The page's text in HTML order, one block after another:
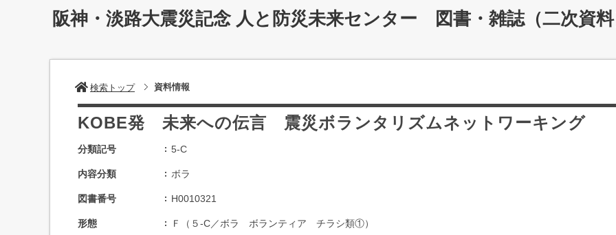
阪神・淡路大震災記念 人と防災未来センター 図書・雑誌（二次資
検索トップ 資料情報
KOBE発 未来への伝言 震災ボランタリズムネットワーキング
分類記号 5-C
内容分類 ボラ
図書番号 H0010321
形態 Ｆ（５-C／ボラ ボランティア チラシ類①）